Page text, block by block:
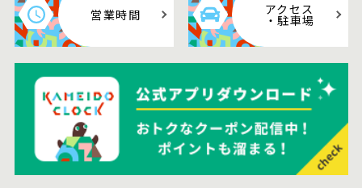
営業時間 アクセス
・駐車場